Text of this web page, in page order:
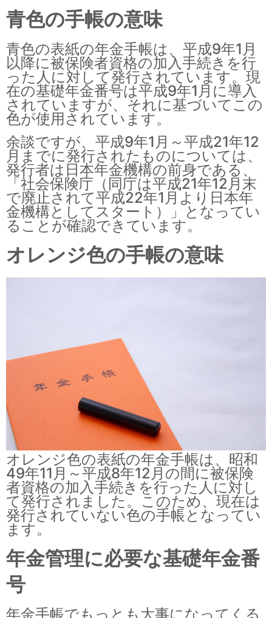
青色の手帳の意味
青色の表紙の年金手帳は、平成9年1月
以降に被保険者資格の加入手続きを行
った人に対して発行されています。現
在の基礎年金番号は平成9年1月に導入
されていますが、それに基づいてこの
色が使用されています。
余談ですが、平成9年1月～平成21年12
月までに発行されたものについては、
発行者は日本年金機構の前身である、
「社会保険庁（同庁は平成21年12月末
で廃止されて平成22年1月より日本年
金機構としてスタート）」となってい
ることが確認できています。
オレンジ色の手帳の意味
オレンジ色の表紙の年金手帳は、昭和
49年11月～平成8年12月の間に被保険
者資格の加入手続きを行った人に対し
て発行されました。このため、現在は
発行されていない色の手帳となってい
ます。
年金管理に必要な基礎年金番
号
年金手帳でもっとも大事になってくる